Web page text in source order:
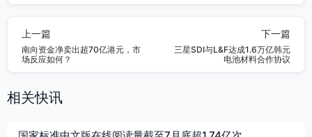
上一篇
南向资金净卖出超70亿港元，市
场反应如何？
下一篇
三星SDI与L&F达成1.6万亿韩元
电池材料合作协议
相关快讯